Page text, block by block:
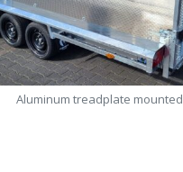
Aluminum treadplate mounted